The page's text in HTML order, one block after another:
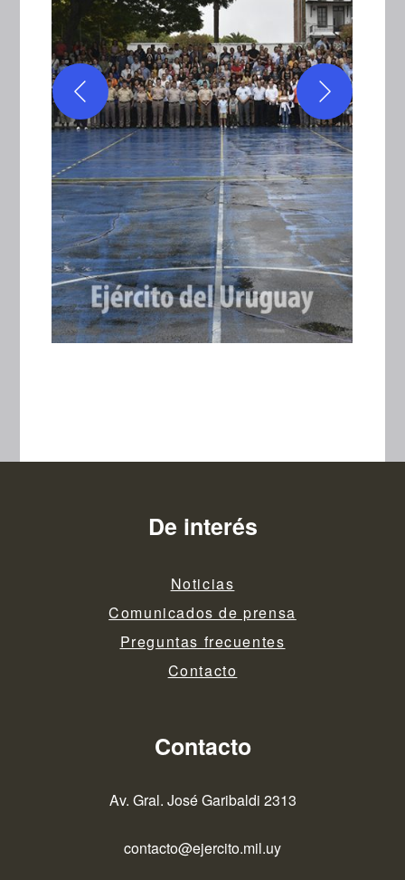
De interés
Noticias
Comunicados de prensa
Preguntas frecuentes
Contacto
Contacto
Av. Gral. José Garibaldi 2313
contacto@ejercito.mil.uy